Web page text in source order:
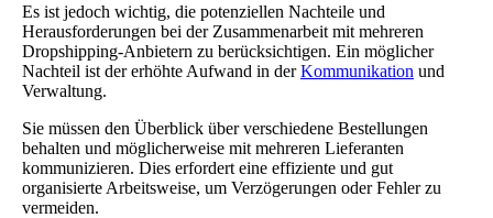
Es ist jedoch wichtig, die potenziellen Nachteile und
Herausforderungen bei der Zusammenarbeit mit mehreren
Dropshipping-Anbietern zu berücksichtigen. Ein möglicher
Nachteil ist der erhöhte Aufwand in derKommunikation und
Verwaltung.
Sie müssen den Überblick über verschiedene Bestellungen
behalten und möglicherweise mit mehreren Lieferanten
kommunizieren. Dies erfordert eine effiziente und gut
organisierte Arbeitsweise, um Verzögerungen oder Fehler zu
vermeiden.